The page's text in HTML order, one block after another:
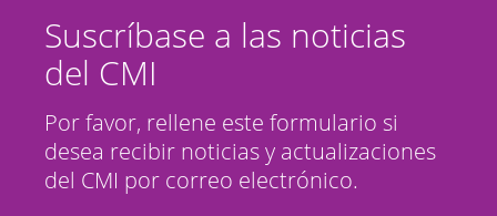
Suscríbase a las noticias
del CMI
Por favor, rellene este formulario si
desea recibir noticias y actualizaciones
del CMI por correo electrónico.